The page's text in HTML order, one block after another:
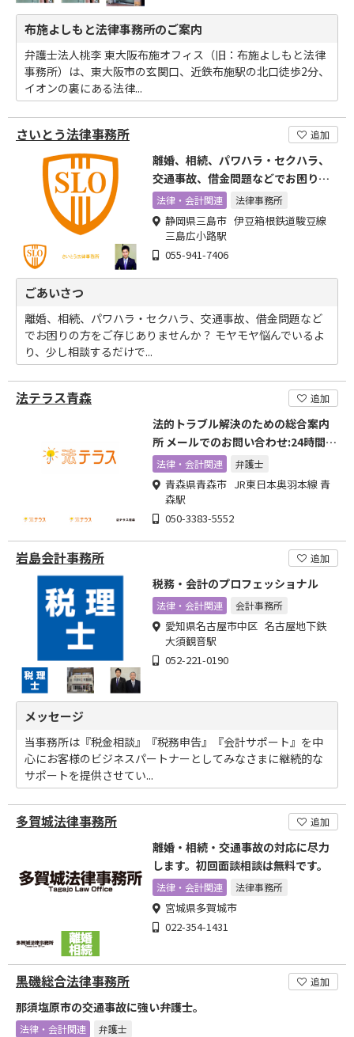
布施よしもと法律事務所のご案内
弁護士法人桃李 東大阪布施オフィス（旧：布施よしもと法律
事務所）は、東大阪市の玄関口、近鉄布施駅の北口徒歩2分、
イオンの裏にある法律...
さいとう法律事務所 追加
離婚、相続、パワハラ・セクハラ、
交通事故、借金問題などでお困りの
方をご存じありませんか
法律・会計関連 法律事務所
静岡県三島市 伊豆箱根鉄道駿豆線
三島広小路駅
055-941-7406
ごあいさつ
離婚、相続、パワハラ・セクハラ、交通事故、借金問題など
でお困りの方をご存じありませんか？ モヤモヤ悩んでいるよ
り、少し相談するだけで...
法テラス青森 追加
法的トラブル解決のための総合案内
所 メールでのお問い合わせ:24時間受
付中
法律・会計関連 弁護士
青森県青森市 JR東日本奥羽本線 青
森駅
050-3383-5552
岩島会計事務所 追加
税務・会計のプロフェッショナル
法律・会計関連 会計事務所
愛知県名古屋市中区 名古屋地下鉄
大須観音駅
052-221-0190
メッセージ
当事務所は『税金相談』『税務申告』『会計サポート』を中
心にお客様のビジネスパートナーとしてみなさまに継続的な
サポートを提供させてい...
多賀城法律事務所 追加
離婚・相続・交通事故の対応に尽力
します。初回面談相談は無料です。
法律・会計関連 法律事務所
宮城県多賀城市
022-354-1431
黒磯総合法律事務所 追加
那須塩原市の交通事故に強い弁護士。
法律・会計関連 弁護士